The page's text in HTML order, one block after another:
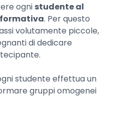
ogni studente al
formativa. Per questo
volutamente piccole,
di dedicare
studente effettua un
gruppi omogenei